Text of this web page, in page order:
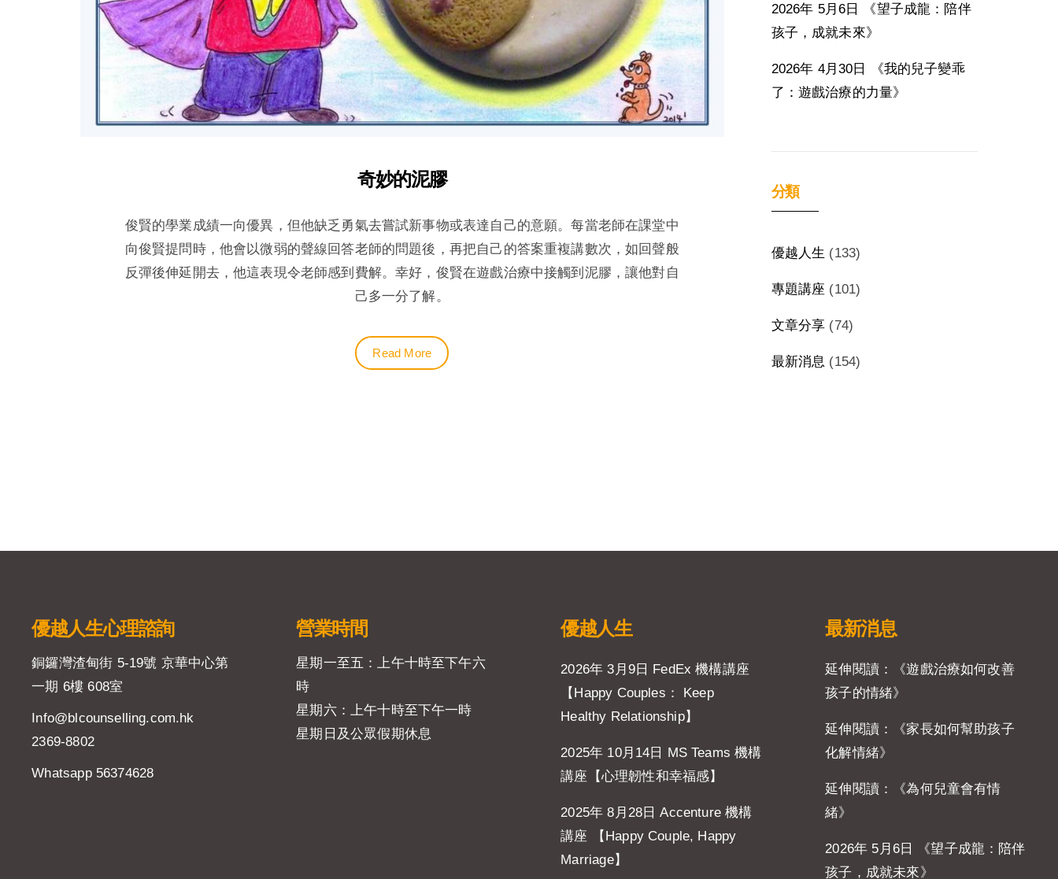
奇妙的泥膠
俊賢的學業成績一向優異，但他缺乏勇氣去嘗試新事物或表達自己的意願。每當老師在課堂中
向俊賢提問時，他會以微弱的聲線回答老師的問題後，再把自己的答案重複講數次，如回聲般
反彈後伸延開去，他這表現令老師感到費解。幸好，俊賢在遊戲治療中接觸到泥膠，讓他對自
己多一分了解。
Read More
2026年 5月6日 《望子成龍：陪伴
孩子，成就未來》
2026年 4月30日 《我的兒子變乖
了：遊戲治療的力量》
分類
優越人生 (133)
專題講座 (101)
文章分享 (74)
最新消息 (154)
優越人生心理諮詢
銅鑼灣渣甸街 5-19號 京華中心第
一期 6樓 608室
Info@blcounselling.com.hk
2369-8802
Whatsapp 56374628
營業時間
星期一至五：上午十時至下午六
時
星期六：上午十時至下午一時
星期日及公眾假期休息
優越人生
2026年 3月9日 FedEx 機構講座
【Happy Couples： Keep
Healthy Relationship】
2025年 10月14日 MS Teams 機構
講座【心理韌性和幸福感】
2025年 8月28日 Accenture 機構
講座 【Happy Couple, Happy
Marriage】
最新消息
延伸閱讀：《遊戲治療如何改善
孩子的情緒》
延伸閱讀：《家長如何幫助孩子
化解情緒》
延伸閱讀：《為何兒童會有情
緒》
2026年 5月6日 《望子成龍：陪伴
孩子，成就未來》